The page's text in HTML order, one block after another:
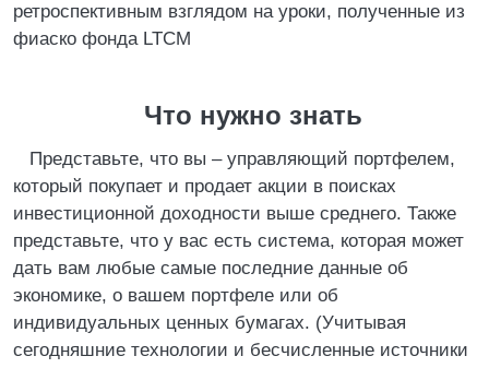
ретроспективным взглядом на уроки, полученные из
фиаско фонда LTCM
Что нужно знать
Представьте, что вы – управляющий портфелем,
который покупает и продает акции в поисках
инвестиционной доходности выше среднего. Также
представьте, что у вас есть система, которая может
дать вам любые самые последние данные об
экономике, о вашем портфеле или об
индивидуальных ценных бумагах. (Учитывая
сегодняшние технологии и бесчисленные источники